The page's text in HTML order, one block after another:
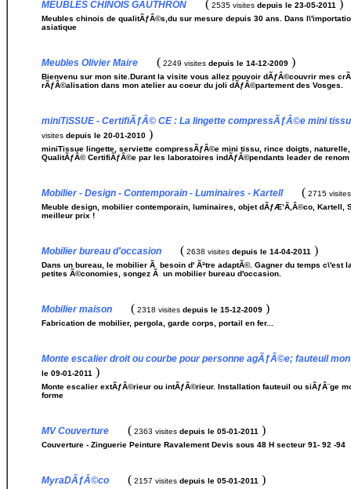
MEUBLES CHINOIS GAUTHRON ( 2535 visites depuis le 23-05-2011 )
Meubles chinois de qualitÃƒÂ©s,du sur mesure depuis 30 ans. Dans
asiatique
Meubles Olivier Maire ( 2249 visites depuis le 14-12-2009 )
Bienvenu sur mon site.Durant la visite vous allez pouvoir dÃƒÂ©couvrir mes
rÃƒÂ©alisation dans mon atelier au coeur du joli dÃƒÂ©partement des Vosges.
miniTiSSUE - CertifiÃƒÂ© CE : La lingette compressÃƒÂ©e mini
visites depuis le 20-01-2010 )
miniTissue lingette, serviette compressÃƒÂ©e mini tissu, rince doigts,
QualitÃƒÂ© CertifiÃƒÂ©e par les laboratoires indÃƒÂ©pendants leader de renom
Mobilier - Design - Contemporain - Luminaires - Kartell( 2715
Meuble design, mobilier contemporain, luminaires, objet dÃƒÆ’Ã‚Â©co,
meilleur prix !
Mobilier bureau d'occasion ( 2638 visites depuis le 14-04-2011 )
Dans un bureau, le mobilier Ã besoin d' Ãªtre adaptÃ©. Gagner du temps c\'est
petites Ã©conomies, songez Ã un mobilier bureau d'occasion.
Mobilier maison ( 2318 visites depuis le 15-12-2009 )
Fabrication de mobilier, pergola, garde corps, portail en fer...
Monte escalier droit ou courbe pour personne agÃƒÂ©e; fauteuil
le 09-01-2011 )
Monte escalier extÃƒÂ©rieur ou intÃƒÂ©rieur. Installation fauteuil ou siÃƒÂ¨ge
forme
MV Couverture ( 2363 visites depuis le 05-01-2011 )
Couverture - Zinguerie Peinture Ravalement Devis sous 48 H secteur 91- 92 -94
MyraDÃƒÂ©co ( 2157 visites depuis le 05-01-2011 )